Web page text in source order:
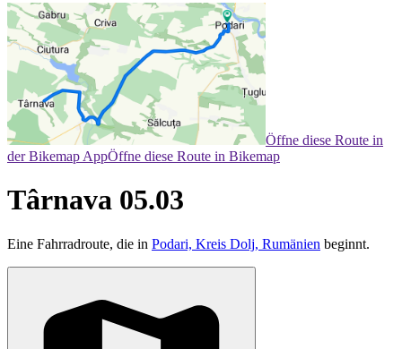
Öffne diese Route in
der Bikemap AppÖffne diese Route in Bikemap
Târnava 05.03
Eine Fahrradroute, die in Podari, Kreis Dolj, Rumänien beginnt.